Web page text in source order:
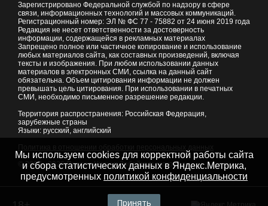
Зарегистрировано Федеральной службой по надзору в сфере
связи, информационных технологий и массовых коммуникаций.
Регистрационный номер: ЭЛ № ФС 77 - 75882 от 24 июня 2019 года
Редакция не несет ответственности за достоверность
информации, содержащейся в рекламных материалах
Запрещено полное или частичное копирование и использование
любых материалов сайта, как составных произведений, включая
тексты и изображения. При любом использовании данных
материалов в электронных СМИ, ссылка на данный сайт
обязательна. Объем цитирования информации не должен
превышать цель цитирования. При использовании в печатных
СМИ, необходимо письменное разрешение редакции.
Территория распространения: Российская Федерация,
зарубежные страны
Языки: русский, английский
© 2007 - 2026Портал Читы и Забайкальского края
Мы используем cookies для корректной работы сайта
и сбора статистических данных в Яндекс.Метрика,
предусмотренных политикой конфиденциальности
Принять